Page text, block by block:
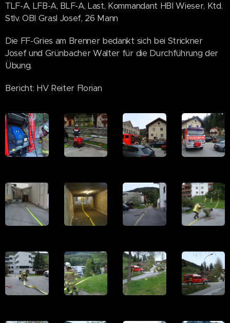
TLF-A, LFB-A, BLF-A, Last, Kommandant HBI Wieser, Ktd.
Stlv. OBI Grasl Josef, 26 Mann
Die FF-Gries am Brenner bedankt sich bei Strickner
Josef und Grünbacher Walter für die Durchführung der
Übung.
Bericht: HV Reiter Florian